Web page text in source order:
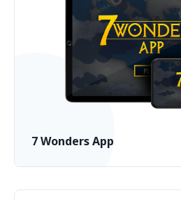
7 Wonders App